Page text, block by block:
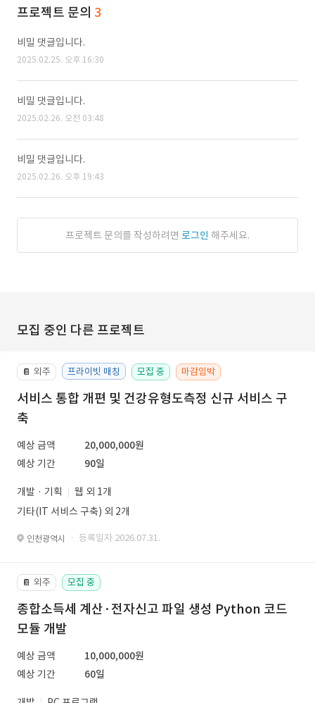
프로젝트 문의 3
비밀 댓글입니다.
2025.02.25. 오후 16:30
비밀 댓글입니다.
2025.02.26. 오전 03:48
비밀 댓글입니다.
2025.02.26. 오후 19:43
프로젝트 문의를 작성하려면 로그인 해주세요.
모집 중인 다른 프로젝트
📔 외주 프라이빗 매칭 모집 중 마감임박
서비스 통합 개편 및 건강유형도측정 신규 서비스 구
축
예상 금액
20,000,000원
예상 기간
90일
개발 · 기획
웹 외 1개
기타(IT 서비스 구축) 외 2개
인천광역시 · 등록일자 2026.07.31.
📔 외주 모집 중
종합소득세 계산·전자신고 파일 생성 Python 코드
모듈 개발
예상 금액
10,000,000원
예상 기간
60일